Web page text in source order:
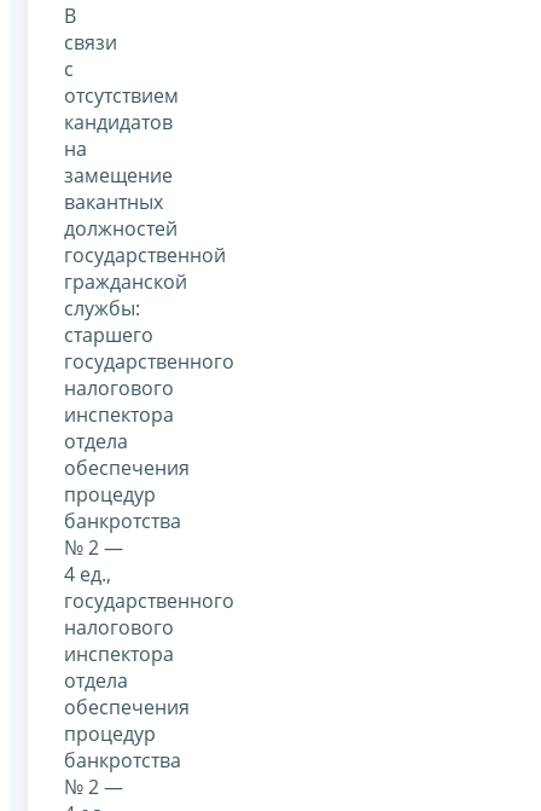
В
связи
с
отсутствием
кандидатов
на
замещение
вакантных
должностей
государственной
гражданской
службы:
старшего
государственного
налогового
инспектора
отдела
обеспечения
процедур
банкротства
№ 2 —
4 ед.,
государственного
налогового
инспектора
отдела
обеспечения
процедур
банкротства
№ 2 —